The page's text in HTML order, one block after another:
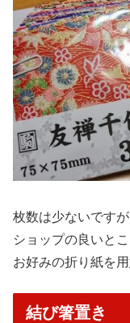
枚数は少ないです
ショップの良いとこ
お好みの折り紙を
結び箸置き